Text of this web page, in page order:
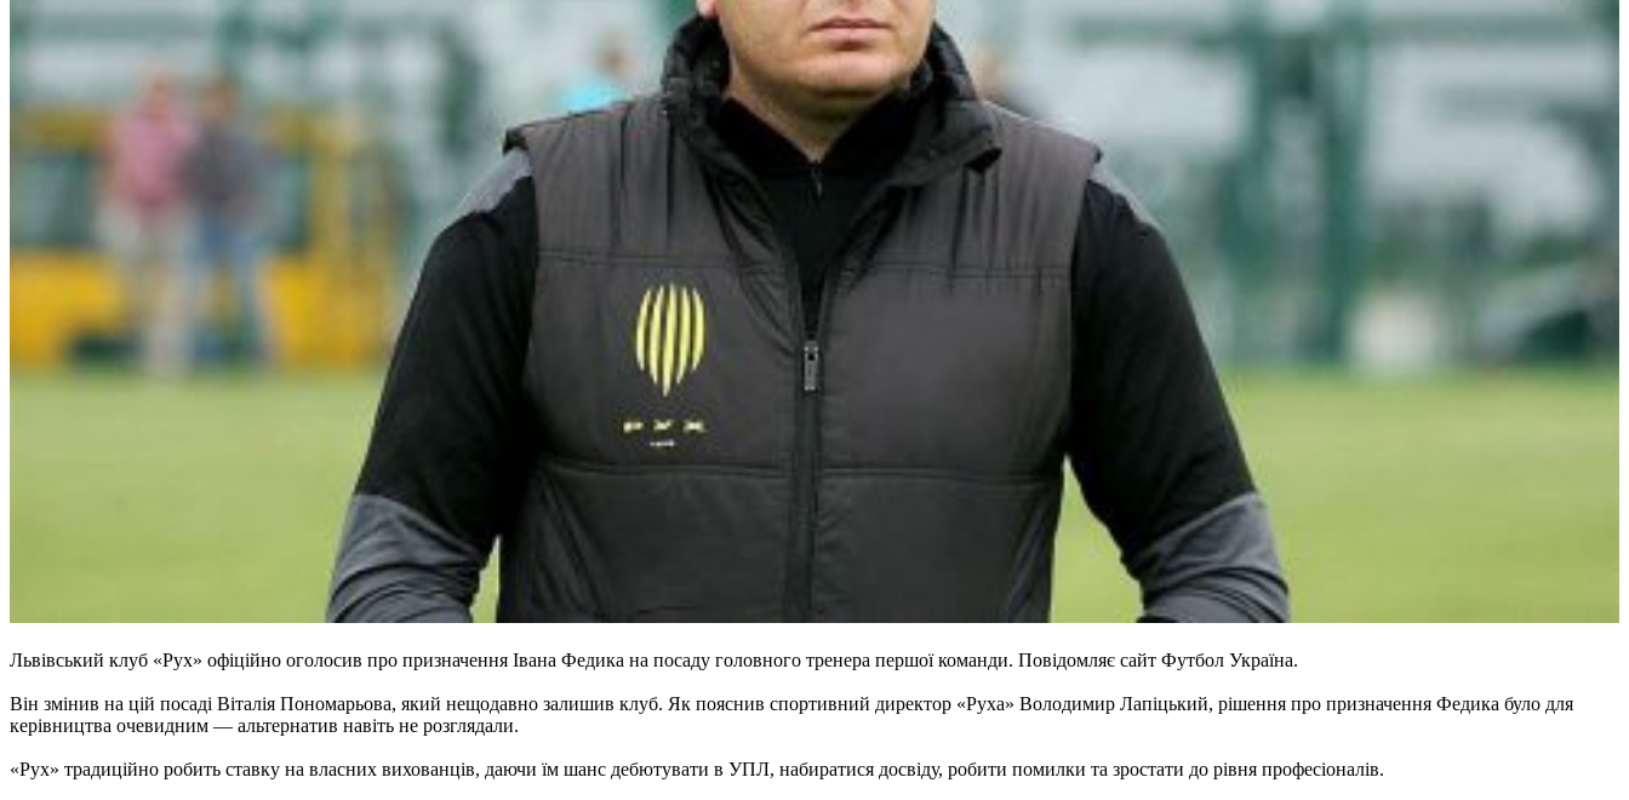
Львівський клуб «Рух» офіційно оголосив про призначення Івана Федика на посаду головного тренера першої команди. Повідомляє сайт Футбол Україна.
Він змінив на цій посаді Віталія Пономарьова, який нещодавно залишив клуб. Як пояснив спортивний директор «Руха» Володимир Лапіцький, рішення про призначення Федика було для
керівництва очевидним — альтернатив навіть не розглядали.
«Рух» традиційно робить ставку на власних вихованців, даючи їм шанс дебютувати в УПЛ, набиратися досвіду, робити помилки та зростати до рівня професіоналів.